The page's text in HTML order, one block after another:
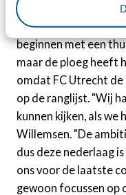
Thuisvoordeel
sc Heerenveen had
beginnen met een
maar de ploeg heeft
omdat FC Utrecht de
op de ranglijst. "Wij
kunnen kijken, als we
Willemsen. "De
dus deze nederlaag
ons voor de laatste
gewoon focussen op